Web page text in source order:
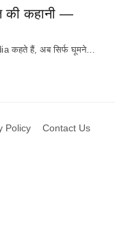
की कहानी —
कहते हैं, अब सिर्फ घूमने…
Policy Contact Us